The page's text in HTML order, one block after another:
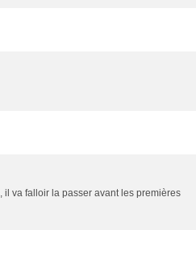
il va falloir la passer avant les premières